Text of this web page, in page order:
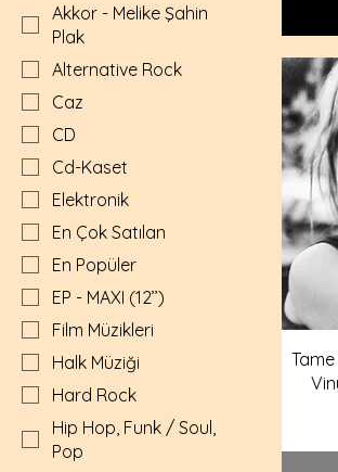
Akkor - Melike Şahin
Plak
Alternative Rock
Caz
CD
Cd-Kaset
Elektronik
En Çok Satılan
En Popüler
EP - MAXI (12’’)
Film Müzikleri
Halk Müziği
Hard Rock
Hip Hop, Funk / Soul,
Pop